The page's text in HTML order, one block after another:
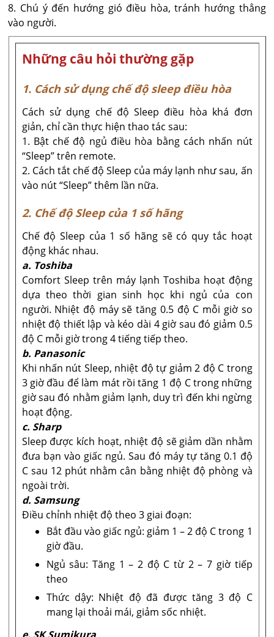
8. Chú ý đến hướng gió điều hòa, tránh hướng thẳng
vào người.
Những câu hỏi thường gặp
1. Cách sử dụng chế độ sleep điều hòa
Cách sử dụng chế độ Sleep điều hòa khá đơn
giản, chỉ cần thực hiện thao tác sau:
1. Bật chế độ ngủ điều hòa bằng cách nhấn nút
“Sleep” trên remote.
2. Cách tắt chế độ Sleep của máy lạnh như sau, ấn
vào nút “Sleep” thêm lần nữa.
2. Chế độ Sleep của 1 số hãng
Chế độ Sleep của 1 số hãng sẽ có quy tắc hoạt
động khác nhau.
a. Toshiba
Comfort Sleep trên máy lạnh Toshiba hoạt động
dựa theo thời gian sinh học khi ngủ của con
người. Nhiệt độ máy sẽ tăng 0.5 độ C mỗi giờ so
nhiệt độ thiết lập và kéo dài 4 giờ sau đó giảm 0.5
độ C mỗi giờ trong 4 tiếng tiếp theo.
b. Panasonic
Khi nhấn nút Sleep, nhiệt độ tự giảm 2 độ C trong
3 giờ đầu để làm mát rồi tăng 1 độ C trong những
giờ sau đó nhằm giảm lạnh, duy trì đến khi ngừng
hoạt động.
c. Sharp
Sleep được kích hoạt, nhiệt độ sẽ giảm dần nhằm
đưa bạn vào giấc ngủ. Sau đó máy tự tăng 0.1 độ
C sau 12 phút nhằm cân bằng nhiệt độ phòng và
ngoài trời.
d. Samsung
Điều chỉnh nhiệt độ theo 3 giai đoạn:
Bắt đầu vào giấc ngủ: giảm 1 – 2 độ C trong 1
giờ đầu.
Ngủ sâu: Tăng 1 – 2 độ C từ 2 – 7 giờ tiếp
theo
Thức dậy: Nhiệt độ đã được tăng 3 độ C
mang lại thoải mái, giảm sốc nhiệt.